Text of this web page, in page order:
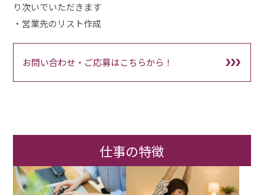
り次いでいただきます
・営業先のリスト作成
お問い合わせ・ご応募はこちらから！
仕事の特徴